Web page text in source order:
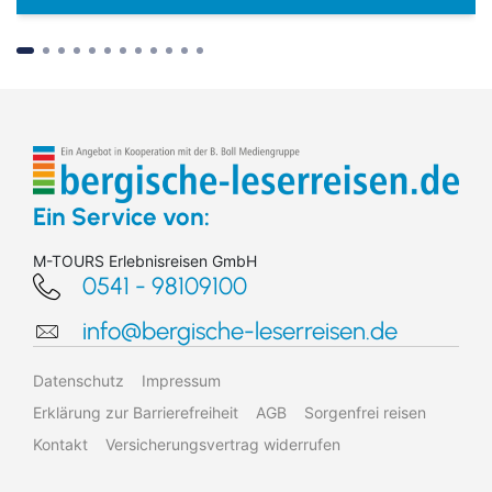
Reiseart
Bus
Eigenanreise
Schiff
Deutschland
Weltweit
Suchen
Ein Service von:
M-TOURS Erlebnisreisen GmbH
0541 - 98109100
info@bergische-leserreisen.de
Datenschutz
Impressum
Erklärung zur Barrierefreiheit
AGB
Sorgenfrei reisen
Kontakt
Versicherungsvertrag widerrufen